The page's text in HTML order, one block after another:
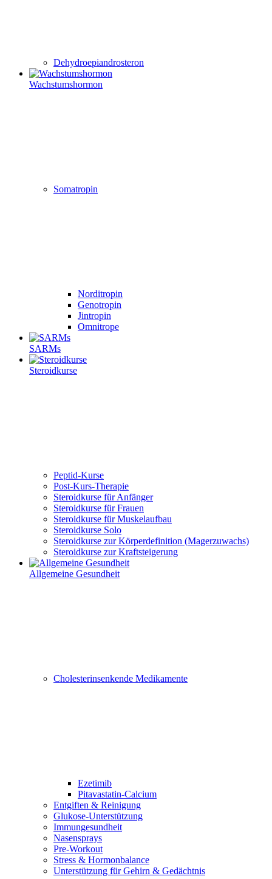
Dehydroepiandrosteron
Wachstumshormon
Somatropin
Norditropin
Genotropin
Jintropin
Omnitrope
SARMs
Steroidkurse
Peptid-Kurse
Post-Kurs-Therapie
Steroidkurse für Anfänger
Steroidkurse für Frauen
Steroidkurse für Muskelaufbau
Steroidkurse Solo
Steroidkurse zur Körperdefinition (Magerzuwachs)
Steroidkurse zur Kraftsteigerung
Allgemeine Gesundheit
Cholesterinsenkende Medikamente
Ezetimib
Pitavastatin-Calcium
Entgiften & Reinigung
Glukose-Unterstützung
Immungesundheit
Nasensprays
Pre-Workout
Stress & Hormonbalance
Unterstützung für Gehirn & Gedächtnis